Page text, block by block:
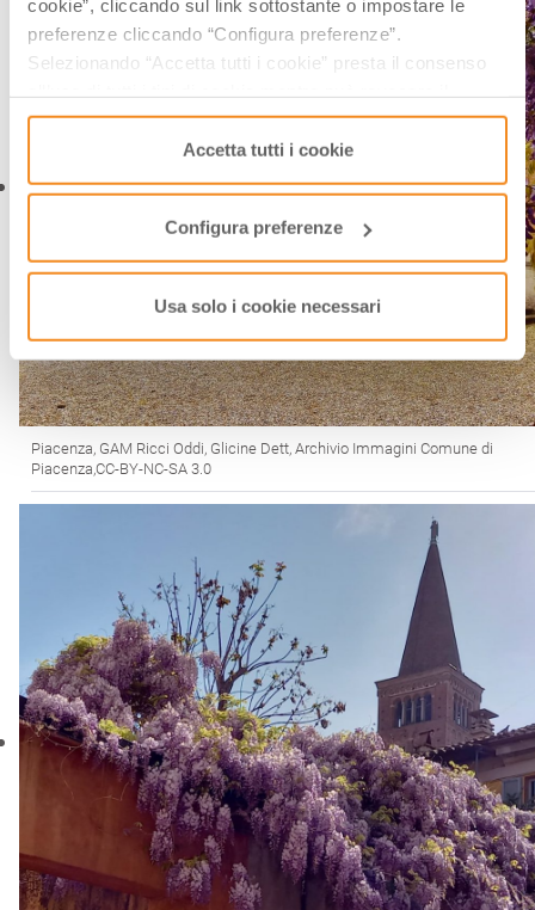
cookie”, cliccando sul link sottostante o impostare le
preferenze cliccando “Configura preferenze”.
Selezionando “Accetta tutti i cookie” presta il consenso
consenso cliccando su “Usa solo i cookie necessari” e
saranno attivati i soli cookie tecnici necessari al corretto
funzionamento del sito.
Accetta tutti i cookie
Configura preferenze
Usa solo i cookie necessari
Piacenza, GAM Ricci Oddi, Glicine Dett, Archivio Immagini Comune di
Piacenza,CC-BY-NC-SA 3.0